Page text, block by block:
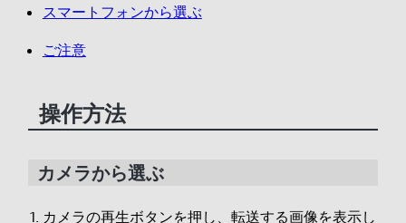
スマートフォンから選ぶ
ご注意
操作方法
カメラから選ぶ
カメラの再生ボタンを押し、転送する画像を表示し